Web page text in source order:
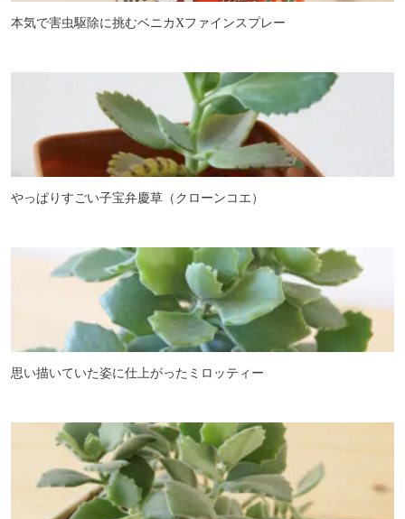
本気で害虫駆除に挑むベニカXファインスプレー
やっぱりすごい子宝弁慶草（クローンコエ）
思い描いていた姿に仕上がったミロッティー